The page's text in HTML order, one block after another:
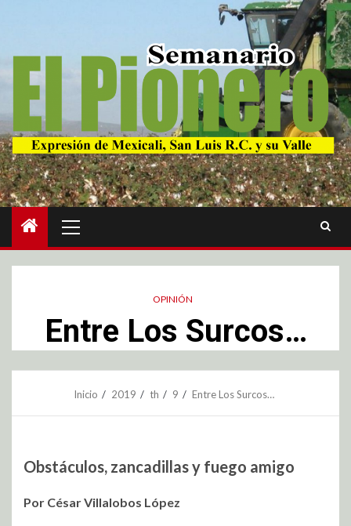
OPINIÓN
Entre Los Surcos…
Inicio 2019 th 9 Entre Los Surcos…
Obstáculos, zancadillas y fuego amigo
Por César Villalobos López